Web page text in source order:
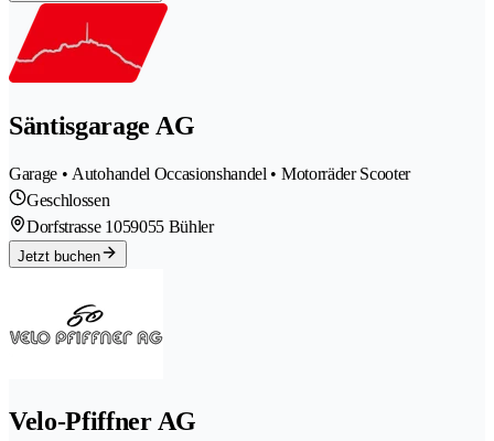
Säntisgarage AG
Garage • Autohandel Occasionshandel • Motorräder Scooter
Geschlossen
Dorfstrasse 1059055 Bühler
Jetzt buchen
Velo-Pfiffner AG